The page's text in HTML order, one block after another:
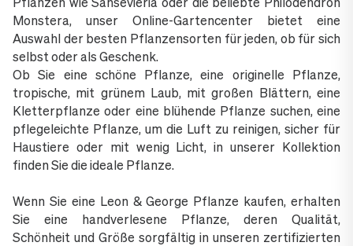
Monstera, unser Online-Gartencenter bietet eine
Auswahl der besten Pflanzensorten für jeden, ob für sich
selbst oder als Geschenk.
Ob Sie eine schöne Pflanze, eine originelle Pflanze,
tropische, mit grünem Laub, mit großen Blättern, eine
Kletterpflanze oder eine blühende Pflanze suchen, eine
pflegeleichte Pflanze, um die Luft zu reinigen, sicher für
Haustiere oder mit wenig Licht, in unserer Kollektion
finden Sie die ideale Pflanze.
Wenn Sie eine Leon & George Pflanze kaufen, erhalten
Sie eine handverlesene Pflanze, deren Qualität,
Schönheit und Größe sorgfältig in unseren zertifizierten